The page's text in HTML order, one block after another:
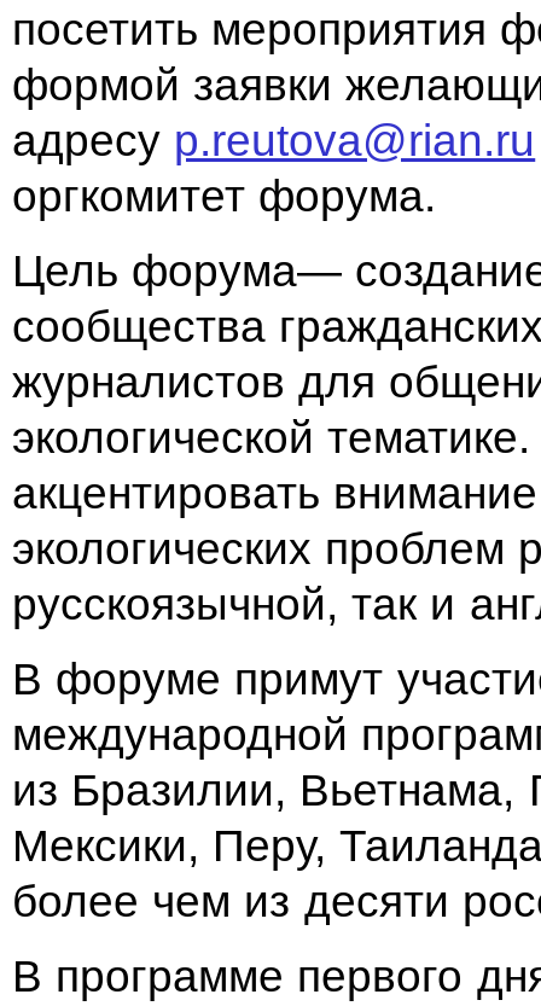
посетить мероприятия
формой заявки
адресу p.reutova@rian.ru
оргкомитет форума.
Цель форума—
сообщества
журналистов для
экологической
акцентировать
экологических проблем
русскоязычной, так и
В форуме примут
международной
из Бразилии,
Мексики, Перу,
более чем из десяти
В программе первого